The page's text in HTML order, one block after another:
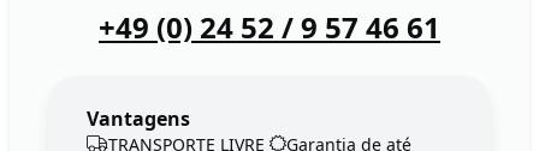
+49 (0) 24 52 / 9 57 46 61
Vantagens
TRANSPORTE LIVRE
Garantia de até